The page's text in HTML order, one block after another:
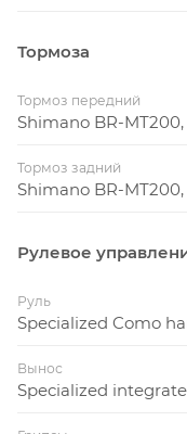
Тормоза
Тормоз передний
Shimano BR-
Тормоз задний
Shimano BR-
Рулевое
Руль
Specialized Como
Вынос
Specialized